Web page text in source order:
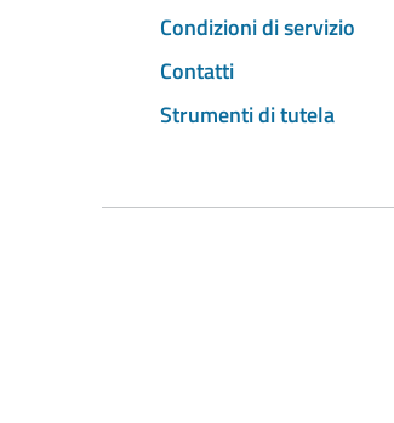
Condizioni di servizio
Contatti
Strumenti di tutela